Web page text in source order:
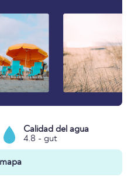
Calidad del agua
4.8 - gut